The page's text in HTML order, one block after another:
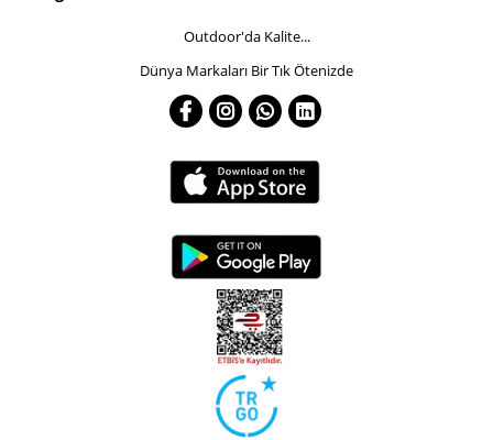
Outdoor'da Kalite...
Dünya Markaları Bir Tık Ötenizde